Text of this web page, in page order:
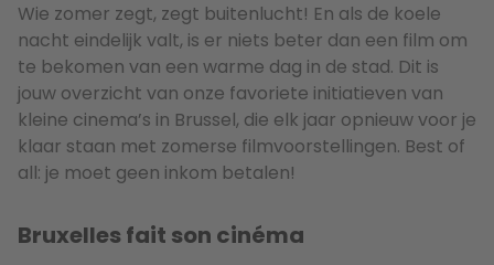
Wie zomer zegt, zegt buitenlucht! En als de koele
nacht eindelijk valt, is er niets beter dan een film om
te bekomen van een warme dag in de stad. Dit is
jouw overzicht van onze favoriete initiatieven van
kleine cinema’s in Brussel, die elk jaar opnieuw voor je
klaar staan met zomerse filmvoorstellingen. Best of
all: je moet geen inkom betalen!
Bruxelles fait son cinéma